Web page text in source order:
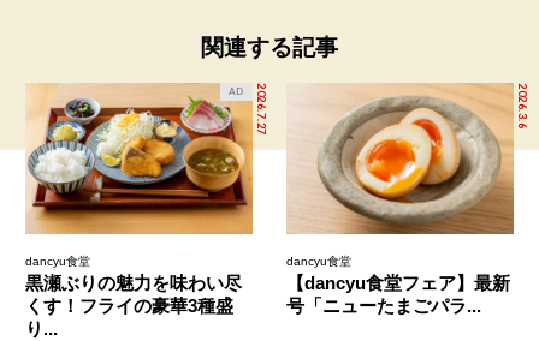
関連する記事
2026.7.27
AD
dancyu食堂
黒瀬ぶりの魅力を味わい尽
くす！フライの豪華3種盛
り...
2026.3.6
dancyu食堂
【dancyu食堂フェア】最新
号「ニューたまごパラ...